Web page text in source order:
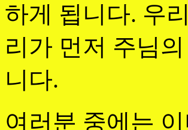
하게 됩니다. 우
리가 먼저 주님
니다.
여러분 중에는